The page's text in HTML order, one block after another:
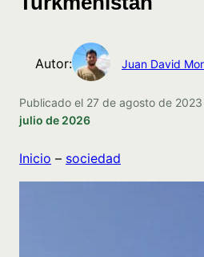
Autor: Juan David
Publicado el 27 de agosto de 2023
julio de 2026
Inicio – sociedad